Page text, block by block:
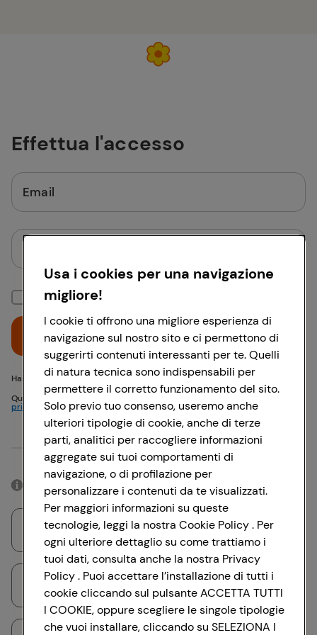
Effettua l'accesso
Email
Mantieni la sessione attiva
Hai problemi di accesso? {{recover-pwd}} o {{recover-email}}
Questo sito è protetto da reCAPTCHA e si applicano
privacy eTermini di servizioGoogle
Accedi
Oppure
Accedendo con il tuo account social, rimarrai connesso per 12 ore.
Accedi con Google
Usa i cookies per una navigazione
migliore!
I cookie ti offrono una migliore esperienza di
navigazione sul nostro sito e ci permettono di
suggerirti contenuti interessanti per te. Quelli
di natura tecnica sono indispensabili per
permettere il corretto funzionamento del sito.
Solo previo tuo consenso, useremo anche
ulteriori tipologie di cookie, anche di terze
parti, analitici per raccogliere informazioni
aggregate sui tuoi comportamenti di
navigazione, o di profilazione per
personalizzare i contenuti da te visualizzati.
Per maggiori informazioni su queste
tecnologie, leggi la nostra Cookie Policy . Per
ogni ulteriore dettaglio su come trattiamo i
tuoi dati, consulta anche la nostra Privacy
Policy . Puoi accettare l’installazione di tutti i
cookie cliccando sul pulsante ACCETTA TUTTI
I COOKIE, oppure scegliere le singole tipologie
che vuoi installare, cliccando su SELEZIONA I